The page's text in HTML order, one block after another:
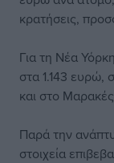
κρατήσεις,
Για τη Νέα
στα 1.143 ευρώ,
και στο
Παρά την
στοιχεία